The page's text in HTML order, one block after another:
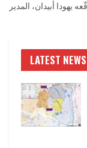
LATEST NEWS